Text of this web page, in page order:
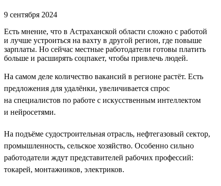
9 сентября 2024
Есть мнение, что в Астраханской области сложно с работой
и лучше устроиться на вахту в другой регион, где повыше
зарплаты. Но сейчас местные работодатели готовы платить
больше и расширять соцпакет, чтобы привлечь людей.
На самом деле количество вакансий в регионе растёт. Есть
предложения для удалёнки, увеличивается спрос
на специалистов по работе с искусственным интеллектом
и нейросетями.
На подъёме судостроительная отрасль, нефтегазовый сектор,
промышленность, сельское хозяйство. Особенно сильно
работодатели ждут представителей рабочих профессий:
токарей, монтажников, электриков.